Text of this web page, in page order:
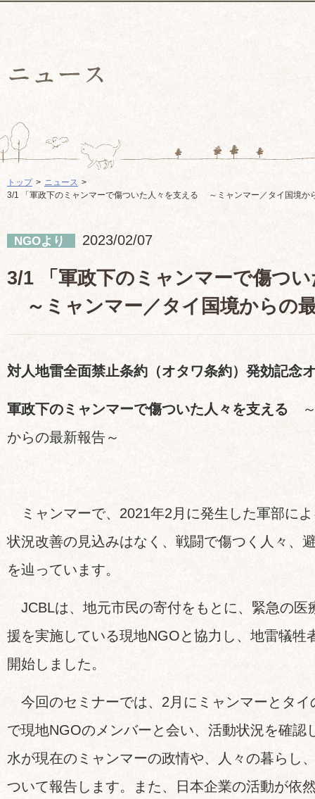
トップ
ニュース
3/1 「軍政下のミャンマーで傷ついた人々を支える ～ミャンマー／タイ国境か
NGOより 2023/02/07
3/1 「軍政下のミャンマーで傷つ
～ミャンマー／タイ国境からの
対人地雷全面禁止条約（オタワ条約）発効記念
軍政下のミャンマーで傷ついた人々を支える
からの最新報告～
ミャンマーで、2021年2月に発生した軍部に
状況改善の見込みはなく、戦闘で傷つく人々、
を辿っています。
JCBLは、地元市民の寄付をもとに、緊急の医
援を実施している現地NGOと協力し、地雷犠牲
開始しました。
今回のセミナーでは、2月にミャンマーとタイ
で現地NGOのメンバーと会い、活動状況を確認
水が現在のミャンマーの政情や、人々の暮らし
ついて報告します。また、日本企業の活動が依